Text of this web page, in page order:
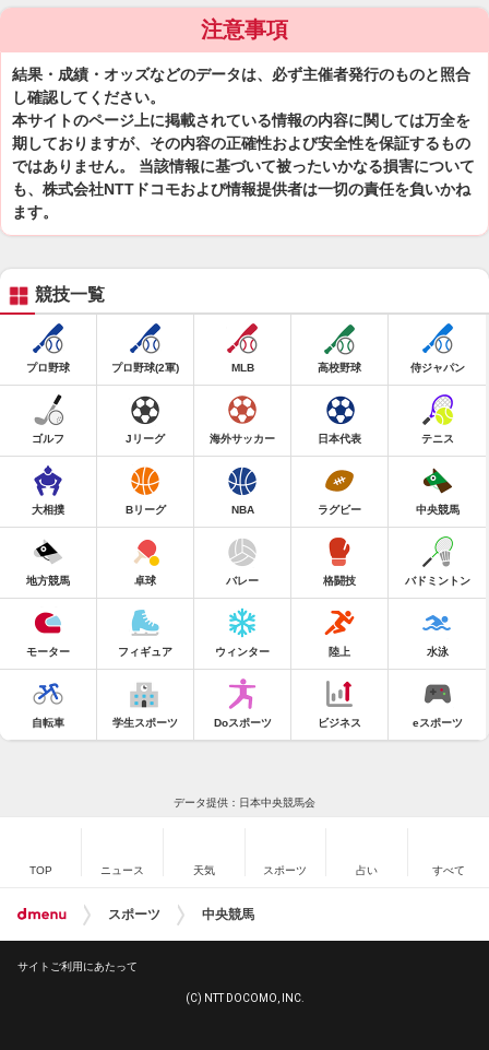
注意事項
結果・成績・オッズなどのデータは、必ず主催者発行のものと照合
し確認してください。
本サイトのページ上に掲載されている情報の内容に関しては万全を
期しておりますが、その内容の正確性および安全性を保証するもの
ではありません。 当該情報に基づいて被ったいかなる損害について
も、株式会社NTTドコモおよび情報提供者は一切の責任を負いかね
ます。
競技一覧
プロ野球 プロ野球(2軍) MLB 高校野球 侍ジャパン
ゴルフ Jリーグ 海外サッカー 日本代表 テニス
大相撲 Bリーグ NBA ラグビー 中央競馬
地方競馬 卓球 バレー 格闘技 バドミントン
モーター フィギュア ウィンター 陸上 水泳
自転車 学生スポーツ Doスポーツ ビジネス eスポーツ
データ提供：日本中央競馬会
TOP ニュース 天気 スポーツ 占い すべて
スポーツ 中央競馬
サイトご利用にあたって
(C) NTT DOCOMO, INC.